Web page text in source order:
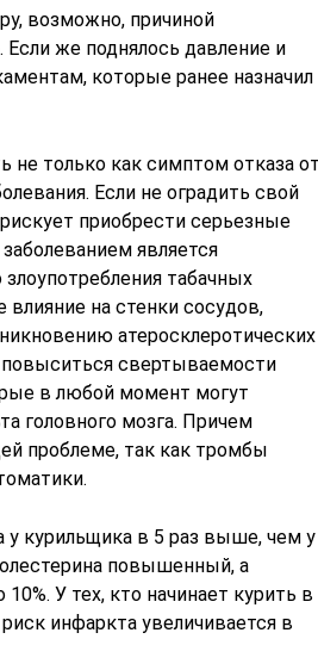
возможно, причиной
Если же поднялось давление и
которые ранее назначил
не только как симптом отказа от
Если не оградить свой
приобрести серьезные
является
табачных
на стенки сосудов,
атеросклеротических
свертываемости
в любой момент могут
головного мозга. Причем
проблеме, так как тромбы
курильщика в 5 раз выше, чем у
повышенный, а
У тех, кто начинает курить в
инфаркта увеличивается в